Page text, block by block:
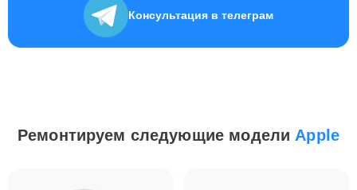
Консультация в телеграм
Ремонтируем следующие модели Apple